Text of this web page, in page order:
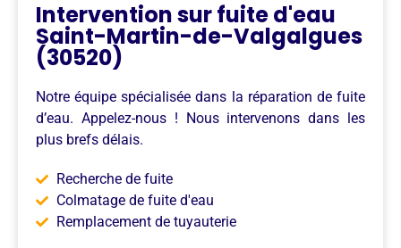
Intervention sur fuite d'eau
Saint-Martin-de-Valgalgues
(30520)
Notre équipe spécialisée dans la réparation de fuite
d’eau. Appelez-nous ! Nous intervenons dans les
plus brefs délais.
Recherche de fuite
Colmatage de fuite d'eau
Remplacement de tuyauterie